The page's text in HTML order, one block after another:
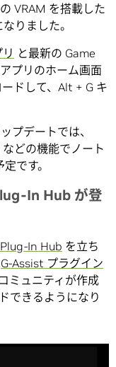
VRAM を搭載した
りました。
と最新の Game
プリのホーム画面
ドして、Alt + G キ
プデートでは、
どの機能でノート
です。
In Hub が登
In Hub を立ち
G-Assist プラグイン
ミュニティが作成
できるようになり